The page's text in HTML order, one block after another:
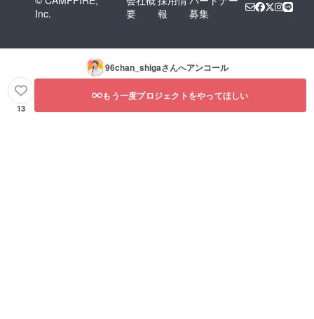
Inc.
要
報
募集
96chan_shigaさんへアンコール
13
もう一度プロジェクトをやってほしい